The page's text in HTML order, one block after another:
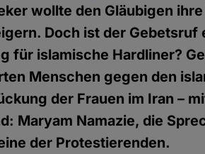
wollte den Gläubigen
Doch ist der
für islamische Hardliner?
Menschen gegen den
der Frauen im Iran –
Maryam Namazie, die
der Protestierenden.